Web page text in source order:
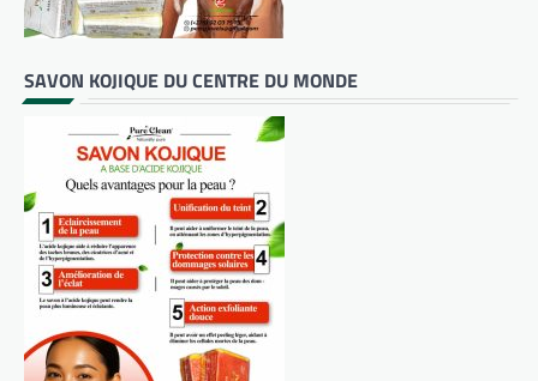
SAVON KOJIQUE DU CENTRE DU MONDE